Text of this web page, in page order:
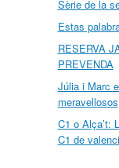
Sèrie de la
Estas
RESERVA
PREVENDA
Júlia i Marc
meravellosos
C1 o Alça’t:
C1 de